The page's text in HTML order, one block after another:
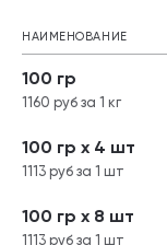
НАИМЕНОВАНИЕ
100 гр
1160 руб за 1 кг
100 гр х 4 шт
1113 руб за 1 шт
100 гр х 8 шт
1113 руб за 1 шт